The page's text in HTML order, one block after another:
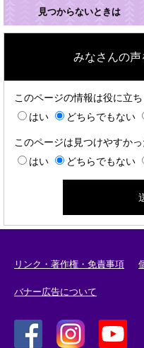
見つからないときは
みなさんの
このページの情報は役に立
はい
どちらでもない
このページは見つけやすか
はい
どちらでもない
リンク・著作権・免責事項
バナー広告について